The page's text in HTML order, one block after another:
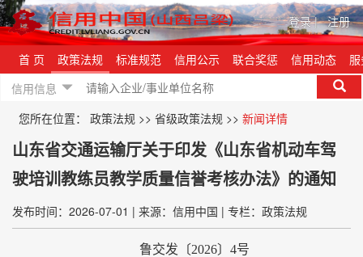
登录| 注册
首 页 政策法规 标准规范 信用公示 联合奖惩 信用动态
信用信息
您所在位置： 政策法规 >> 省级政策法规 >> 新闻详情
山东省交通运输厅关于印发《山东省机动车驾
驶培训教练员教学质量信誉考核办法》的通知
发布时间：2026-07-01 | 来源：信用中国 | 专栏：政策法规
鲁交发〔2026〕4号